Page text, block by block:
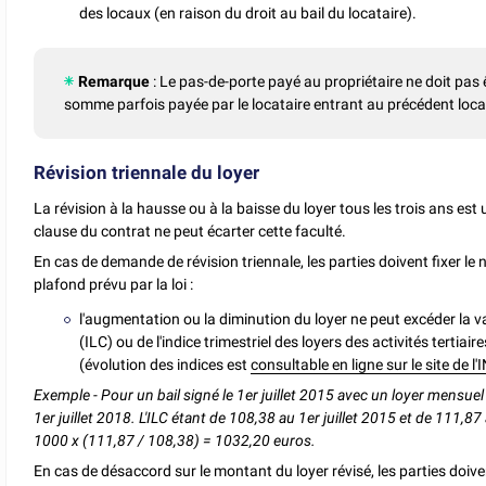
des locaux (en raison du droit au bail du locataire).
Remarque : Le pas-de-porte payé au propriétaire ne doit
somme parfois payée par le locataire entrant au précédent
Révision triennale du loyer
La révision à la hausse ou à la baisse du loyer tous les trois ans
clause du contrat ne peut écarter cette faculté.
En cas de demande de révision triennale, les parties doivent fixer le
plafond prévu par la loi :
l'augmentation ou la diminution du loyer ne peut excéder la
(ILC) ou de l'indice trimestriel des loyers des activités
(évolution des indices estconsultable en ligne sur le site de
Exemple - Pour un bail signé le 1er juillet 2015 avec un loyer
1er juillet 2018. L'ILC étant de 108,38 au 1er juillet 2015 et de
1000 x (111,87 / 108,38) = 1032,20 euros.
En cas de désaccord sur le montant du loyer révisé, les parties